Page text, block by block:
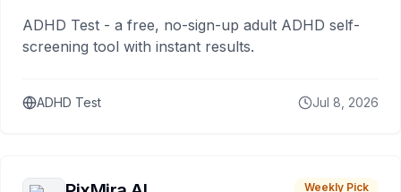
ADHD Test - a free, no-sign-up adult ADHD self-
screening tool with instant results.
ADHD Test Jul 8, 2026
Weekly Pick